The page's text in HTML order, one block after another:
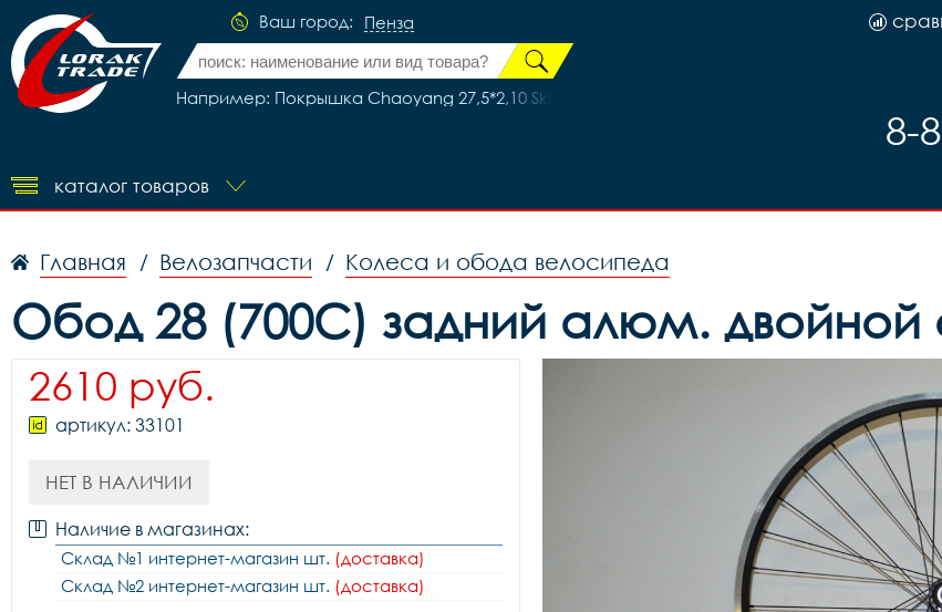
Ваш город: Пенза
Например: Покрышка Chaoyang 27,5*2,10 Skin wall H-5161
8-
каталог товаров
Главная / Велозапчасти / Колеса и обода велосипеда
Обод 28 (700C) задний алюм. двойной
2610 руб.
артикул: 33101
НЕТ В НАЛИЧИИ
Наличие в магазинах:
Склад №1 интернет-магазин шт. (доставка)
Склад №2 интернет-магазин шт. (доставка)